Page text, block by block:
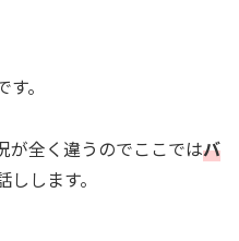
。
が全く違うのでここではバ
します。